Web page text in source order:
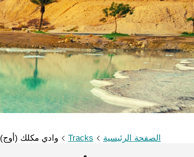
الصفحة الرئيسية Tracks وادي مكلك (أوج)